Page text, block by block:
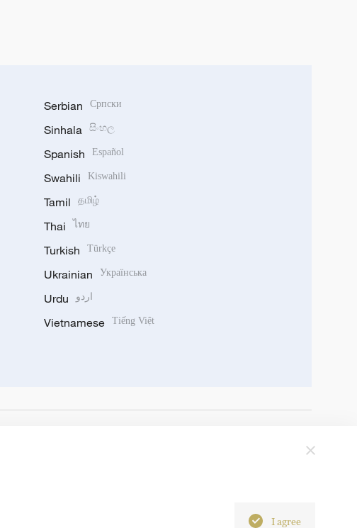
Serbian Српски
Sinhala සිංහල
Spanish Español
Swahili Kiswahili
Tamil தமிழ்
Thai ไทย
Turkish Türkçe
Ukrainian Українська
Urdu اردو
Vietnamese Tiếng Việt
I agree